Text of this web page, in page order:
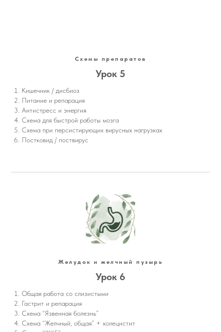
Схемы препаратов
Урок 5
Кишечник / дисбиоз
Питание и репарация
Антистресс и энергия
Схема для быстрой работы мозга
Схема при персистирующих вирусных нагрузках
Постковид / поствирус
Желудок и желчный пузырь
Урок 6
Общая работа со слизистыми
Гастрит и репарация
Схема “Язвенная болезнь”
Схема “Желчный, общая” + холецистит